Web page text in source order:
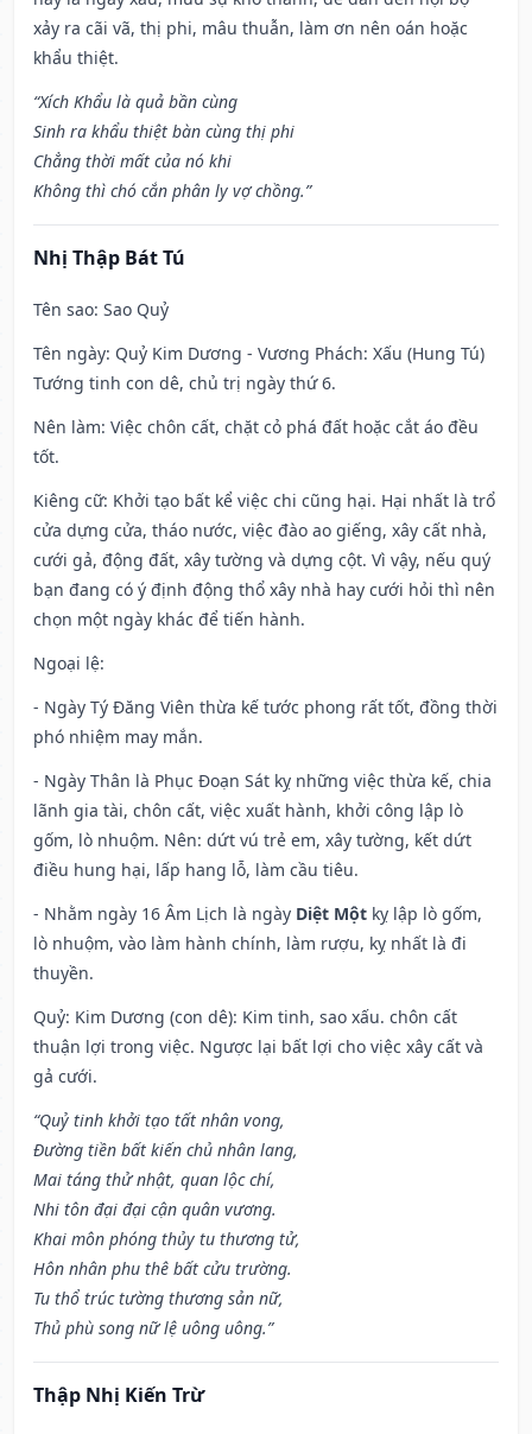
xảy ra cãi vã, thị phi, mâu thuẫn, làm ơn nên oán hoặc
khẩu thiệt.
“Xích Khẩu là quả bần cùng
Sinh ra khẩu thiệt bàn cùng thị phi
Chẳng thời mất của nó khi
Không thì chó cắn phân ly vợ chồng.”
Nhị Thập Bát Tú
Tên sao: Sao Quỷ
Tên ngày: Quỷ Kim Dương - Vương Phách: Xấu (Hung Tú)
Tướng tinh con dê, chủ trị ngày thứ 6.
Nên làm: Việc chôn cất, chặt cỏ phá đất hoặc cắt áo đều
tốt.
Kiêng cữ: Khởi tạo bất kể việc chi cũng hại. Hại nhất là trổ
cửa dựng cửa, tháo nước, việc đào ao giếng, xây cất nhà,
cưới gả, động đất, xây tường và dựng cột. Vì vậy, nếu quý
bạn đang có ý định động thổ xây nhà hay cưới hỏi thì nên
chọn một ngày khác để tiến hành.
Ngoại lệ:
- Ngày Tý Đăng Viên thừa kế tước phong rất tốt, đồng thời
phó nhiệm may mắn.
- Ngày Thân là Phục Đoạn Sát kỵ những việc thừa kế, chia
lãnh gia tài, chôn cất, việc xuất hành, khởi công lập lò
gốm, lò nhuộm. Nên: dứt vú trẻ em, xây tường, kết dứt
điều hung hại, lấp hang lỗ, làm cầu tiêu.
- Nhằm ngày 16 Âm Lịch là ngày Diệt Một kỵ lập lò gốm,
lò nhuộm, vào làm hành chính, làm rượu, kỵ nhất là đi
thuyền.
Quỷ: Kim Dương (con dê): Kim tinh, sao xấu. chôn cất
thuận lợi trong việc. Ngược lại bất lợi cho việc xây cất và
gả cưới.
“Quỷ tinh khởi tạo tất nhân vong,
Đường tiền bất kiến chủ nhân lang,
Mai táng thử nhật, quan lộc chí,
Nhi tôn đại đại cận quân vương.
Khai môn phóng thủy tu thương tử,
Hôn nhân phu thê bất cửu trường.
Tu thổ trúc tường thương sản nữ,
Thủ phù song nữ lệ uông uông.”
Thập Nhị Kiến Trừ